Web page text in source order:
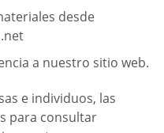
desde
a nuestro sitio web.
e individuos, las
para consultar